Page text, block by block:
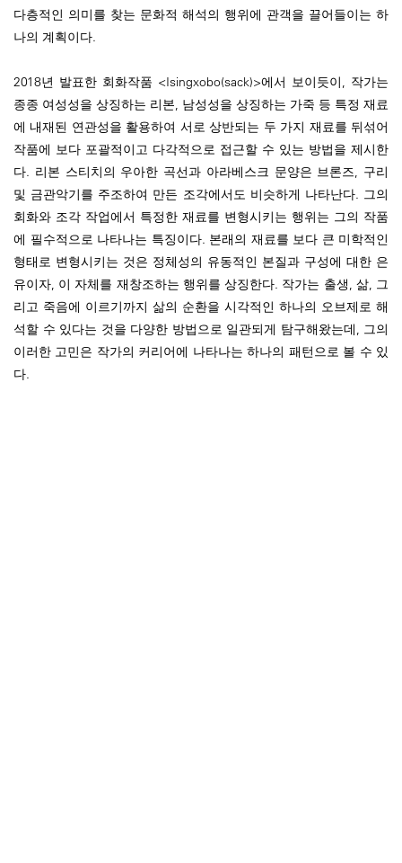
다층적인 의미를 찾는 문화적 해석의 행위에 관객을 끌어들이는 하
나의 계획이다.
2018년 발표한 회화작품 <Isingxobo(sack)>에서 보이듯이, 작가는
종종 여성성을 상징하는 리본, 남성성을 상징하는 가죽 등 특정 재료
에 내재된 연관성을 활용하여 서로 상반되는 두 가지 재료를 뒤섞어
작품에 보다 포괄적이고 다각적으로 접근할 수 있는 방법을 제시한
다. 리본 스티치의 우아한 곡선과 아라베스크 문양은 브론즈, 구리
및 금관악기를 주조하여 만든 조각에서도 비슷하게 나타난다. 그의
회화와 조각 작업에서 특정한 재료를 변형시키는 행위는 그의 작품
에 필수적으로 나타나는 특징이다. 본래의 재료를 보다 큰 미학적인
형태로 변형시키는 것은 정체성의 유동적인 본질과 구성에 대한 은
유이자, 이 자체를 재창조하는 행위를 상징한다. 작가는 출생, 삶, 그
리고 죽음에 이르기까지 삶의 순환을 시각적인 하나의 오브제로 해
석할 수 있다는 것을 다양한 방법으로 일관되게 탐구해왔는데, 그의
이러한 고민은 작가의 커리어에 나타나는 하나의 패턴으로 볼 수 있
다.